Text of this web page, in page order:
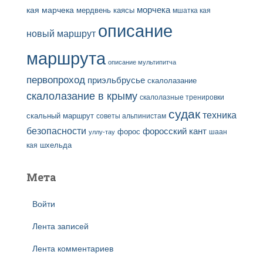
кая марчека мердвень каясы морчека мшатка кая
новый маршрут описание
маршрута описание мультипитча
первопроход приэльбрусье скалолазание
скалолазание в крыму скалолазные тренировки
скальный маршрут советы альпинистам судак техника
безопасности уллу-тау форос форосский кант шаан
кая шхельда
Мета
Войти
Лента записей
Лента комментариев